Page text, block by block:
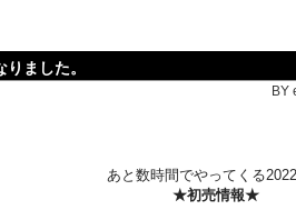
ました。
BY
あと数時間でやってくる
★初売情報★